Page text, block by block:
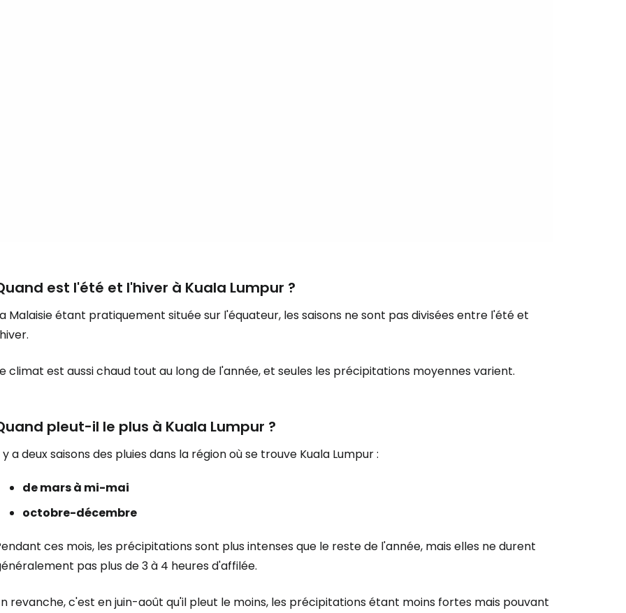
est l'été et l'hiver à Kuala Lumpur ?
Malaisie étant pratiquement située sur l'équateur, les saisons ne sont pas divisées entre l'été et
climat est aussi chaud tout au long de l'année, et seules les précipitations moyennes varient.
pleut-il le plus à Kuala Lumpur ?
y a deux saisons des pluies dans la région où se trouve Kuala Lumpur :
de mars à mi-mai
octobre-décembre
ces mois, les précipitations sont plus intenses que le reste de l'année, mais elles ne durent
pas plus de 3 à 4 heures d'affilée.
revanche, c'est en juin-août qu'il pleut le moins, les précipitations étant moins fortes mais pouvant
Se connecter à Cestee
... la communauté mondiale des voyageurs